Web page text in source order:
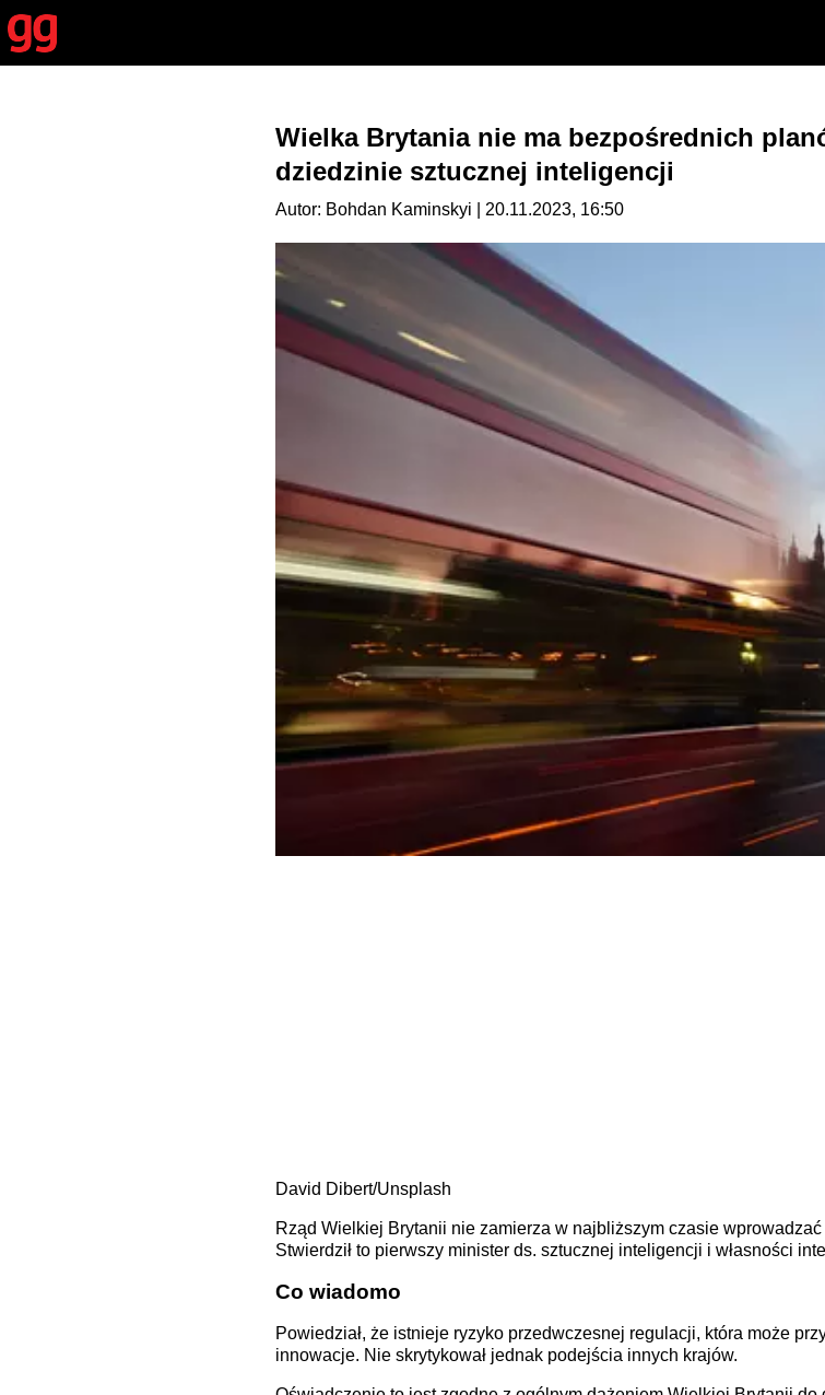
Wielka Brytania nie ma bezpośrednich
dziedzinie sztucznej inteligencji
Autor: Bohdan Kaminskyi | 20.11.2023, 16:50
David Dibert/Unsplash
Rząd Wielkiej Brytanii nie zamierza w najbliższym czasie
Stwierdził to pierwszy minister ds. sztucznej inteligencji i własności
Co wiadomo
Powiedział, że istnieje ryzyko przedwczesnej regulacji, która może
innowacje. Nie skrytykował jednak podejścia innych krajów.